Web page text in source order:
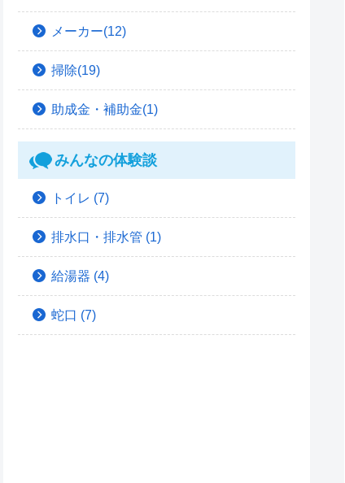
メーカー(12)
掃除(19)
助成金・補助金(1)
みんなの体験談
トイレ (7)
排水口・排水管 (1)
給湯器 (4)
蛇口 (7)